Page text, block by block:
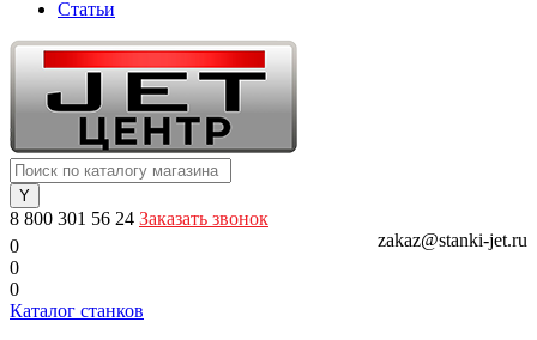
Статьи
8 800 301 56 24 Заказать звонок
zakaz@stanki-jet.ru
0
0
0
Каталог станков